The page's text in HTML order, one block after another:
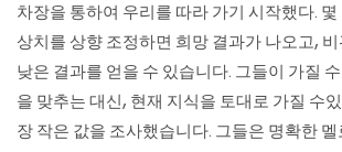
차장을 통하여 우리를 따라 가기 시작했다. 몇
상치를 상향 조정하면 희망 결과가 나오고, 비
낮은 결과를 얻을 수 있습니다. 그들이 가질
을 맞추는 대신, 현재 지식을 토대로 가질 수
장 작은 값을 조사했습니다. 그들은 명확한 멜